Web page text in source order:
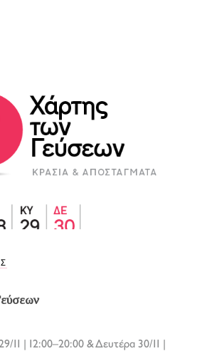
11 | 12:00–20:00 & Δευτέρα 30/11 |